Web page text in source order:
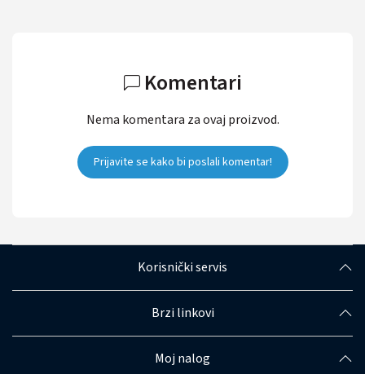
Komentari
Nema komentara za ovaj proizvod.
Prijavite se kako bi poslali komentar!
Korisnički servis
Brzi linkovi
Moj nalog